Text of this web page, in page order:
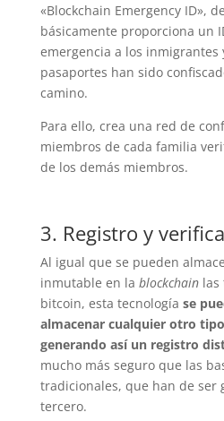
«Blockchain Emergency ID»,
básicamente proporciona un
emergencia a los inmigrantes
pasaportes han sido
camino.
Para ello, crea una red de
miembros de cada familia
de los demás miembros.
3. Registro y
Al igual que se pueden
inmutable en la blockchainlas
bitcoin, esta tecnología se
almacenar cualquier otro
generando así un registro
mucho más seguro que las
tradicionales, que han de ser
tercero.